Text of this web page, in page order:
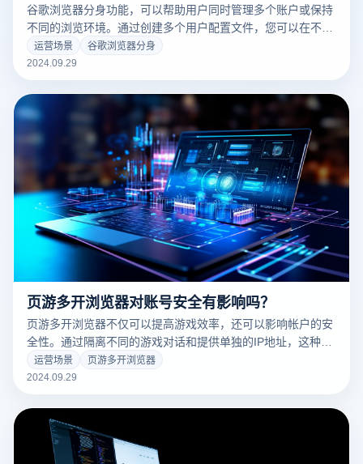
谷歌浏览器分身功能，可以帮助用户同时管理多个账户或保持
不同的浏览环境。通过创建多个用户配置文件，您可以在不频
繁切换账户的情况下，将笔记、历史记录和设置单独存储在同
一个浏览器中。这个功能非常适合需要在操作和个人账户之间
切换的用户，或者管理多个账户。接下来，我们将详细介绍如
何在谷歌浏览器中设置分身，帮助您更高效地组织和使用不同
的浏览对话。
运营场景
谷歌浏览器分身
2024.09.29
页游多开浏览器对账号安全有影响吗？
页游多开浏览器不仅可以提高游戏效率，还可以影响帐户的安
全性。通过隔离不同的游戏对话和提供单独的IP地址，这种浏
览器有助于降低帐户之间的联系风险和被屏蔽的可能性。然
而，如果使用不当或选择不安全的浏览器，可能会导致用户信
览器的安全特性以及如何正确使用它们。接下来，我们将讨论
页游多开浏览器在账户安全方面的优势和潜在风险。
运营场景
页游多开浏览器
2024.09.29